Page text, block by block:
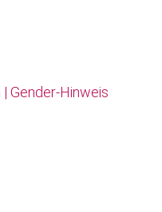
| Gender-Hinweis